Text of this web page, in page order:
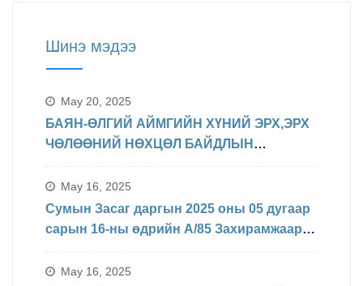
Шинэ мэдээ
May 20, 2025
БАЯН-ӨЛГИЙ АЙМГИЙН ХҮНИЙ ЭРХ,ЭРХ
ЧӨЛӨӨНИЙ НӨХЦӨЛ БАЙДЛЫН
May 16, 2025
Сумын Засаг даргын 2025 оны 05 дугаар
сарын 16-ны өдрийн А/85 Захирамжаар
явагдахаар болсон.
May 16, 2025